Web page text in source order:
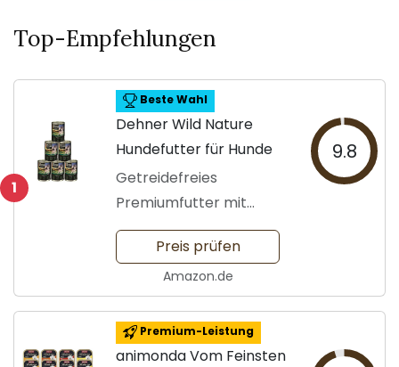
Top-Empfehlungen
1
Beste Wahl
Dehner Wild Nature
Hundefutter für Hunde
Getreidefreies
Premiumfutter mit
Pferdefleisch
9.8
Preis prüfen
Amazon.de
Premium-Leistung
animonda Vom Feinsten